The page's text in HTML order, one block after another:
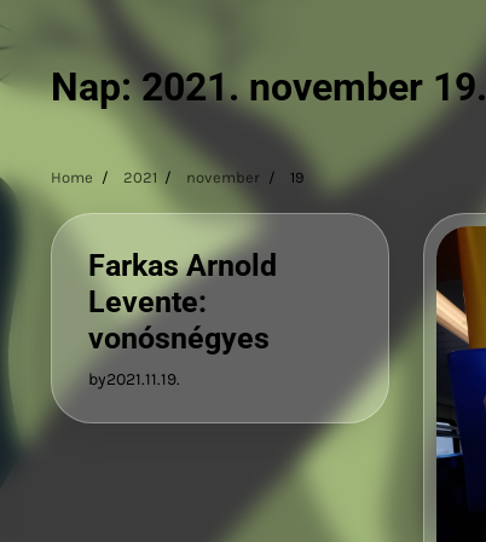
Nap:2021. november 19.
Home 2021 november 19
Farkas Arnold
Levente:
vonósnégyes
by2021.11.19.